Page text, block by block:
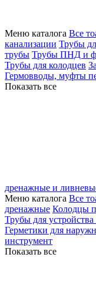
Меню каталога Все
канализации Трубы
трубы Трубы ПНД и
Трубы для колодцев
Гермовводы, муфты
Показать все
дренажные и
Меню каталога Все
дренажные Колодцы
Трубы для устройства
Герметики для
инструмент
Показать все